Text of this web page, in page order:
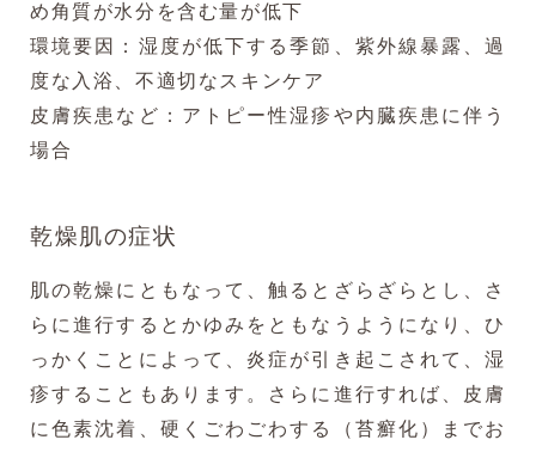
め角質が水分を含む量が低下
環境要因：湿度が低下する季節、紫外線暴露、過
度な入浴、不適切なスキンケア
皮膚疾患など：アトピー性湿疹や内臓疾患に伴う
場合
乾燥肌の症状
肌の乾燥にともなって、触るとざらざらとし、さ
らに進行するとかゆみをともなうようになり、ひ
っかくことによって、炎症が引き起こされて、湿
疹することもあります。さらに進行すれば、皮膚
に色素沈着、硬くごわごわする（苔癬化）までお